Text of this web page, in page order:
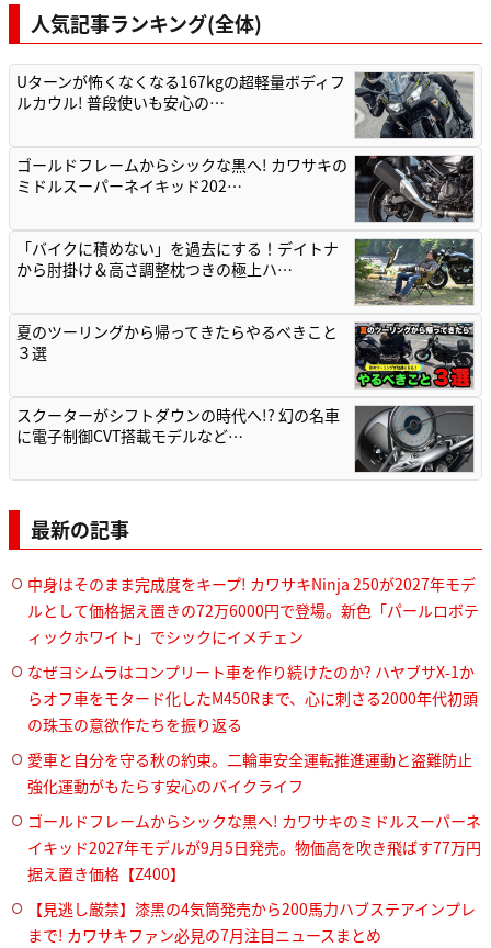
人気記事ランキング(全体)
Uターンが怖くなくなる167kgの超軽量ボディフ
ルカウル! 普段使いも安心の…
ゴールドフレームからシックな黒へ! カワサキの
ミドルスーパーネイキッド202…
「バイクに積めない」を過去にする！デイトナ
から肘掛け＆高さ調整枕つきの極上ハ…
夏のツーリングから帰ってきたらやるべきこと
３選
スクーターがシフトダウンの時代へ!? 幻の名車
に電子制御CVT搭載モデルなど…
最新の記事
中身はそのまま完成度をキープ! カワサキNinja 250が2027年モデ
ルとして価格据え置きの72万6000円で登場。新色「パールロボテ
ィックホワイト」でシックにイメチェン
なぜヨシムラはコンプリート車を作り続けたのか? ハヤブサX-1か
らオフ車をモタード化したM450Rまで、心に刺さる2000年代初頭
の珠玉の意欲作たちを振り返る
愛車と自分を守る秋の約束。二輪車安全運転推進運動と盗難防止
強化運動がもたらす安心のバイクライフ
ゴールドフレームからシックな黒へ! カワサキのミドルスーパーネ
イキッド2027年モデルが9月5日発売。物価高を吹き飛ばす77万円
据え置き価格【Z400】
【見逃し厳禁】漆黒の4気筒発売から200馬力ハブステアインプレ
まで! カワサキファン必見の7月注目ニュースまとめ